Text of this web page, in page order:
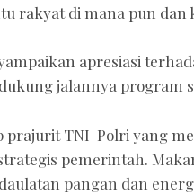
rakyat di mana pun dan
apresiasi
jalannya program
prajurit TNI-Polri yang
pemerintah.
pangan dan